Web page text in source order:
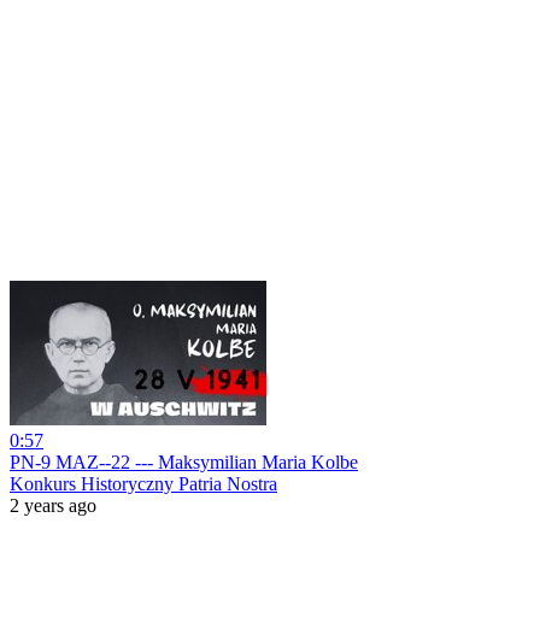
0:57
PN-9 MAZ--22 --- Maksymilian Maria Kolbe
Konkurs Historyczny Patria Nostra
2 years ago